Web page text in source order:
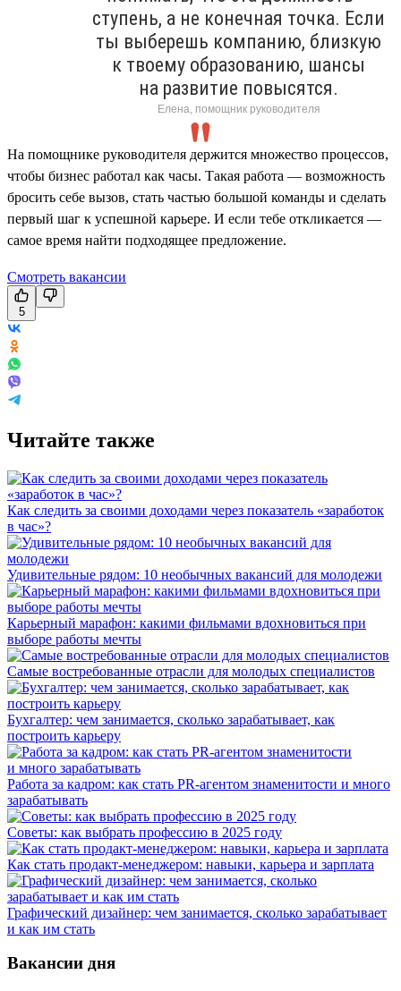
ступень, а не конечная точка. Если
ты выберешь компанию, близкую
к твоему образованию, шансы
на развитие повысятся.
Елена, помощник руководителя
На помощнике руководителя держится множество процессов,
чтобы бизнес работал как часы. Такая работа — возможность
бросить себе вызов, стать частью большой команды и сделать
первый шаг к успешной карьере. И если тебе откликается —
самое время найти подходящее предложение.
Смотреть вакансии
5
Читайте также
Как следить за своими доходами через показатель «заработок
в час»?
Удивительные рядом: 10 необычных вакансий для молодежи
Карьерный марафон: какими фильмами вдохновиться при
выборе работы мечты
Самые востребованные отрасли для молодых специалистов
Бухгалтер: чем занимается, сколько зарабатывает, как
построить карьеру
Работа за кадром: как стать PR-агентом знаменитости и много
зарабатывать
Советы: как выбрать профессию в 2025 году
Как стать продакт-менеджером: навыки, карьера и зарплата
Графический дизайнер: чем занимается, сколько зарабатывает
и как им стать
Вакансии дня